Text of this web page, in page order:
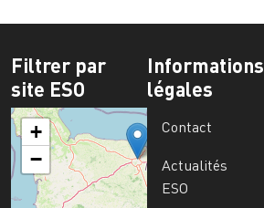
Filtrer par
site ESO
+
−
Informations
légales
Contact
Actualités
ESO